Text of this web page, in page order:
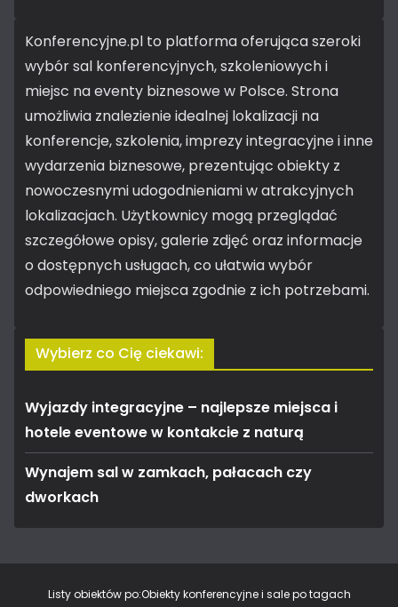
Konferencyjne.pl to platforma oferująca szeroki
wybór sal konferencyjnych, szkoleniowych i
miejsc na eventy biznesowe w Polsce. Strona
umożliwia znalezienie idealnej lokalizacji na
konferencje, szkolenia, imprezy integracyjne i inne
wydarzenia biznesowe, prezentując obiekty z
nowoczesnymi udogodnieniami w atrakcyjnych
lokalizacjach. Użytkownicy mogą przeglądać
szczegółowe opisy, galerie zdjęć oraz informacje
o dostępnych usługach, co ułatwia wybór
odpowiedniego miejsca zgodnie z ich potrzebami.
Wybierz co Cię ciekawi:
Wyjazdy integracyjne – najlepsze miejsca i
hotele eventowe w kontakcie z naturą
Wynajem sal w zamkach, pałacach czy
dworkach
Listy obiektów po:Obiekty konferencyjne i sale po tagach